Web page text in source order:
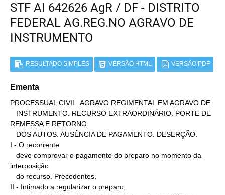
STF AI 642626 AgR / DF - DISTRITO
FEDERAL AG.REG.NO AGRAVO DE
INSTRUMENTO
RESULTADO SIMPLES VERSÃO HTML VERSÃO PDF
Ementa
PROCESSUAL CIVIL. AGRAVO REGIMENTAL EM AGRAVO DE
REMESSA E RETORNO
I - O recorrente
interposição
II - Intimado a regularizar o preparo,